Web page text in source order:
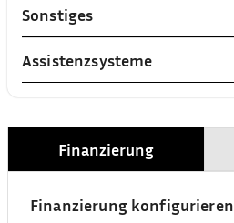
Sonstiges
Assistenzsysteme
Finanzierung
Finanzierung konfigurieren